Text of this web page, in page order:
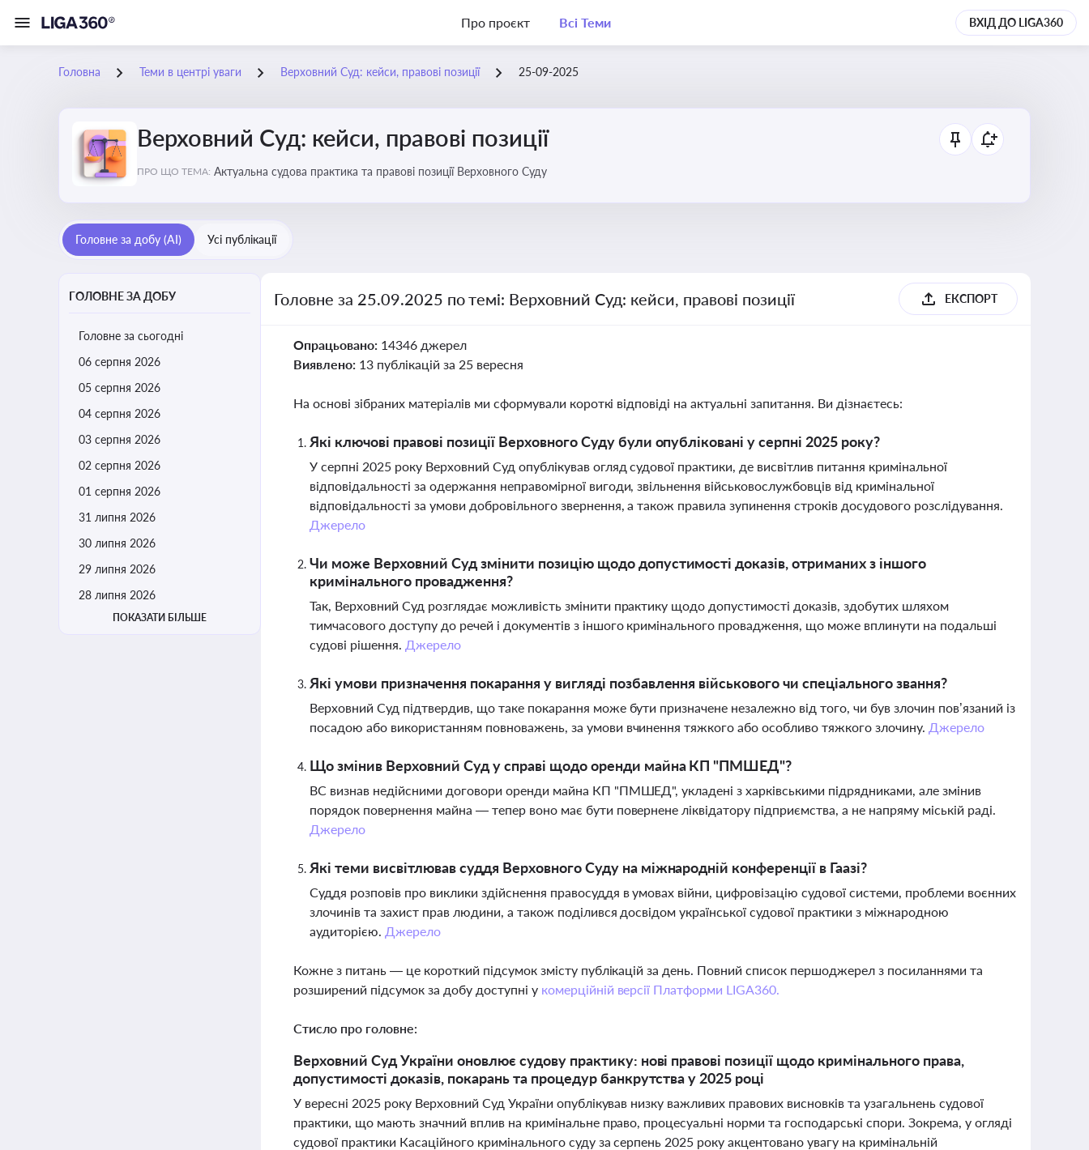
Про проєкт Всі Теми ВХІД ДО LIGA360
Головна Теми в центрі уваги Верховний Суд: кейси, правові позиції 25-09-2025
Верховний Суд: кейси, правові позиції
ПРО ЩО ТЕМА: Актуальна судова практика та правові позиції Верховного Суду
Головне за добу (AI) Усі публікації
ГОЛОВНЕ ЗА ДОБУ
Головне за сьогодні
06 серпня 2026
05 серпня 2026
04 серпня 2026
03 серпня 2026
02 серпня 2026
01 серпня 2026
31 липня 2026
30 липня 2026
29 липня 2026
28 липня 2026
ПОКАЗАТИ БІЛЬШЕ
Головне за 25.09.2025 по темі: Верховний Суд: кейси, правові позиції ЕКСПОРТ
Опрацьовано: 14346 джерел
Виявлено: 13 публікацій за 25 вересня
На основі зібраних матеріалів ми сформували короткі відповіді на актуальні запитання. Ви дізнаєтесь:
Які ключові правові позиції Верховного Суду були опубліковані у серпні 2025 року?
У серпні 2025 року Верховний Суд опублікував огляд судової практики, де висвітлив питання кримінальної
відповідальності за одержання неправомірної вигоди, звільнення військовослужбовців від кримінальної
відповідальності за умови добровільного звернення, а також правила зупинення строків досудового розслідування.
Джерело
Чи може Верховний Суд змінити позицію щодо допустимості доказів, отриманих з іншого
кримінального провадження?
Так, Верховний Суд розглядає можливість змінити практику щодо допустимості доказів, здобутих шляхом
тимчасового доступу до речей і документів з іншого кримінального провадження, що може вплинути на подальші
судові рішення. Джерело
Які умови призначення покарання у вигляді позбавлення військового чи спеціального звання?
Верховний Суд підтвердив, що таке покарання може бути призначене незалежно від того, чи був злочин пов’язаний із
посадою або використанням повноважень, за умови вчинення тяжкого або особливо тяжкого злочину. Джерело
Що змінив Верховний Суд у справі щодо оренди майна КП "ПМШЕД"?
ВС визнав недійсними договори оренди майна КП "ПМШЕД", укладені з харківськими підрядниками, але змінив
порядок повернення майна — тепер воно має бути повернене ліквідатору підприємства, а не напряму міській раді.
Джерело
Які теми висвітлював суддя Верховного Суду на міжнародній конференції в Гаазі?
Суддя розповів про виклики здійснення правосуддя в умовах війни, цифровізацію судової системи, проблеми воєнних
злочинів та захист прав людини, а також поділився досвідом української судової практики з міжнародною
аудиторією. Джерело
Кожне з питань — це короткий підсумок змісту публікацій за день. Повний список першоджерел з посиланнями та
розширений підсумок за добу доступні у комерційній версії Платформи LIGA360.
Стисло про головне:
Верховний Суд України оновлює судову практику: нові правові позиції щодо кримінального права,
допустимості доказів, покарань та процедур банкрутства у 2025 році
У вересні 2025 року Верховний Суд України опублікував низку важливих правових висновків та узагальнень судової
практики, що мають значний вплив на кримінальне право, процесуальні норми та господарські спори. Зокрема, у огляді
судової практики Касаційного кримінального суду за серпень 2025 року акцентовано увагу на кримінальній